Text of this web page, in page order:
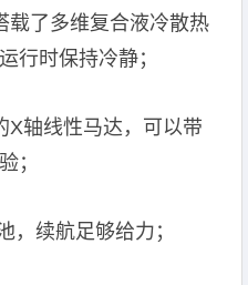
载了多维复合液冷散热
行时保持冷静；
X轴线性马达，可以带
；
，续航足够给力；